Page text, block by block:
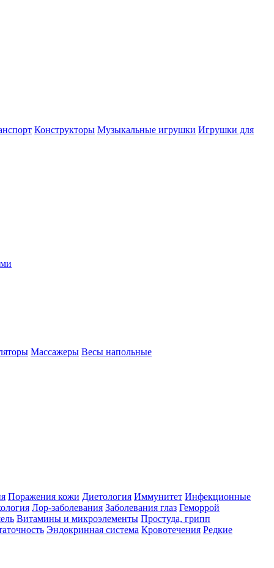
Конструкторы Музыкальные игрушки Игрушки для
Массажеры Весы напольные
Поражения кожи Диетология Иммунитет Инфекционные
Лор-заболевания Заболевания глаз Геморрой
Витамины и микроэлементы Простуда, грипп
Эндокринная система Кровотечения Редкие